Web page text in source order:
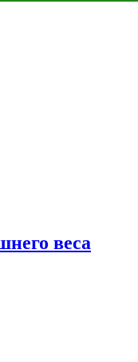
веса